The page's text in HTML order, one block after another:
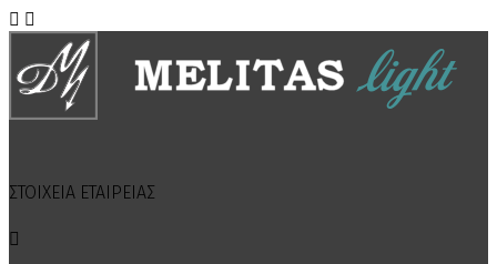
 
ΣΤΟΙΧΕΙΑ ΕΤΑΙΡΕΙΑΣ
